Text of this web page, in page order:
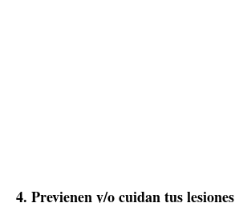
4. Previenen y/o cuidan tus lesiones